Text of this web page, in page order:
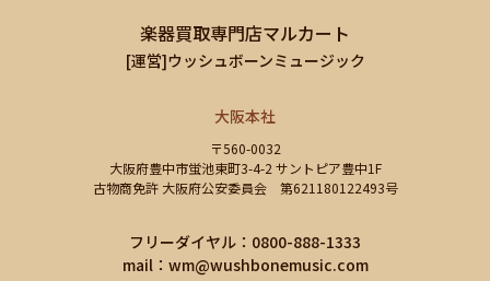
楽器買取専門店マルカート
[運営]ウッシュボーンミュージック
大阪本社
〒560-0032
大阪府豊中市蛍池東町3-4-2 サントピア豊中1F
古物商免許 大阪府公安委員会 第621180122493号
フリーダイヤル：0800-888-1333
mail： wm@wushbonemusic.com